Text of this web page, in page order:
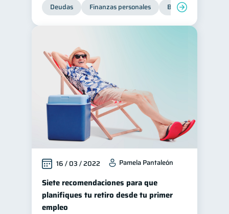
Deudas Finanzas personales Bienestar financiero
16 / 03 / 2022 Pamela Pantaleón
Siete recomendaciones para que
planifiques tu retiro desde tu primer
empleo